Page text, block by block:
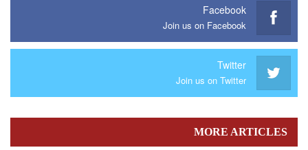
Facebook
Join us on Facebook
Twitter
Join us on Twitter
MORE ARTICLES